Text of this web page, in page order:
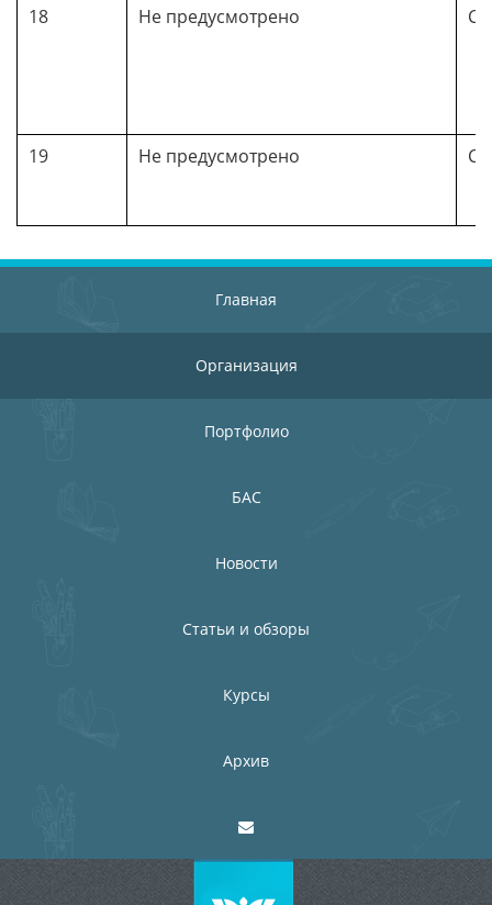
18 Не предусмотрено
19 Не предусмотрено
Главная
Организация
Портфолио
БАС
Новости
Статьи и обзоры
Курсы
Архив